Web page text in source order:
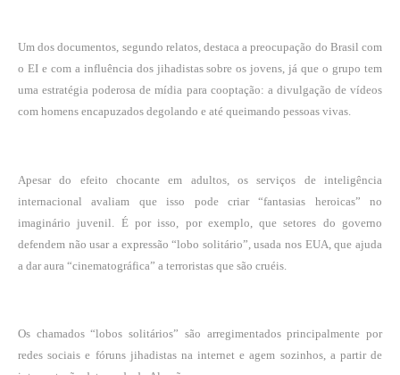
Um dos documentos, segundo relatos, destaca a preocupação do Brasil com
o EI e com a influência dos jihadistas sobre os jovens, já que o grupo tem
uma estratégia poderosa de mídia para cooptação: a divulgação de vídeos
com homens encapuzados degolando e até queimando pessoas vivas.
Apesar do efeito chocante em adultos, os serviços de inteligência
internacional avaliam que isso pode criar “fantasias heroicas” no
imaginário juvenil. É por isso, por exemplo, que setores do governo
defendem não usar a expressão “lobo solitário”, usada nos EUA, que ajuda
a dar aura “cinematográfica” a terroristas que são cruéis.
Os chamados “lobos solitários” são arregimentados principalmente por
redes sociais e fóruns jihadistas na internet e agem sozinhos, a partir de